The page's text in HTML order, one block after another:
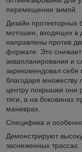
перемещении зимой.
Дизайн протекторных
мотошин, входящих в
направлены против
формате. Это
аквапланирования и
зарекомендовал себя
благодаря
центру покрышки
тяги, а на боковинах
маневрах.
Специфика и
Демонстрируют
заснеженных трассах.